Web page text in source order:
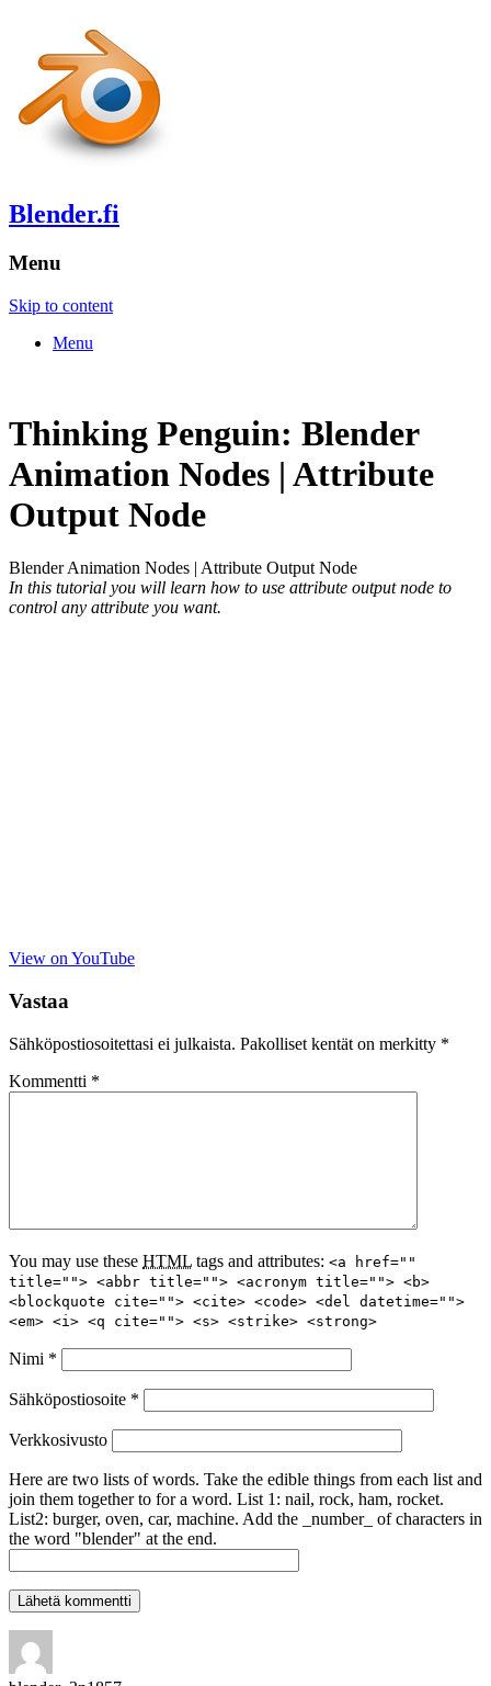
Blender.fi
Menu
Skip to content
Menu
Thinking Penguin: Blender
Animation Nodes | Attribute
Output Node
Blender Animation Nodes | Attribute Output Node
In this tutorial you will learn how to use attribute output node to
control any attribute you want.
View on YouTube
Vastaa
Sähköpostiosoitettasi ei julkaista. Pakolliset kentät on merkitty *
Kommentti *
You may use these HTML tags and attributes: <a href=""
title=""> <abbr title=""> <acronym title=""> <b>
<blockquote cite=""> <cite> <code> <del datetime="">
<em> <i> <q cite=""> <s> <strike> <strong>
Nimi *
Sähköpostiosoite *
Verkkosivusto
Here are two lists of words. Take the edible things from each list and
join them together to for a word. List 1: nail, rock, ham, rocket.
List2: burger, oven, car, machine. Add the _number_ of characters in
the word "blender" at the end.